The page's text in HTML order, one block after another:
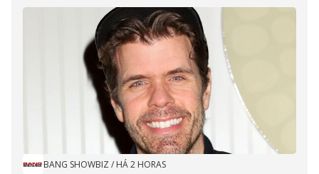
BANG SHOWBIZ / HÁ 2 HORAS